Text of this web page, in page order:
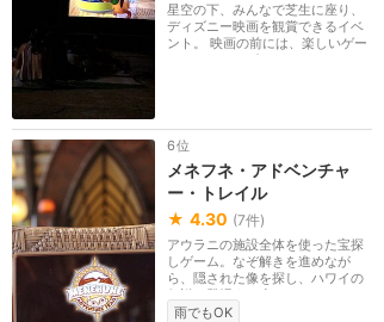
星空の下、みんなで芝生に座り、
ディズニー映画を観賞できるイベ
ント。 映画の前には、楽しいゲー
ム、アクティビテ...
6位
メネフネ・アドベンチャ
ー・トレイル
★ 4.30 (7件)
アウラニの施設全体を使った宝探
しゲーム。なぞ解きを進めなが
ら、隠された像を探し、ハワイの
伝説に登場する小さ...
雨でもOK